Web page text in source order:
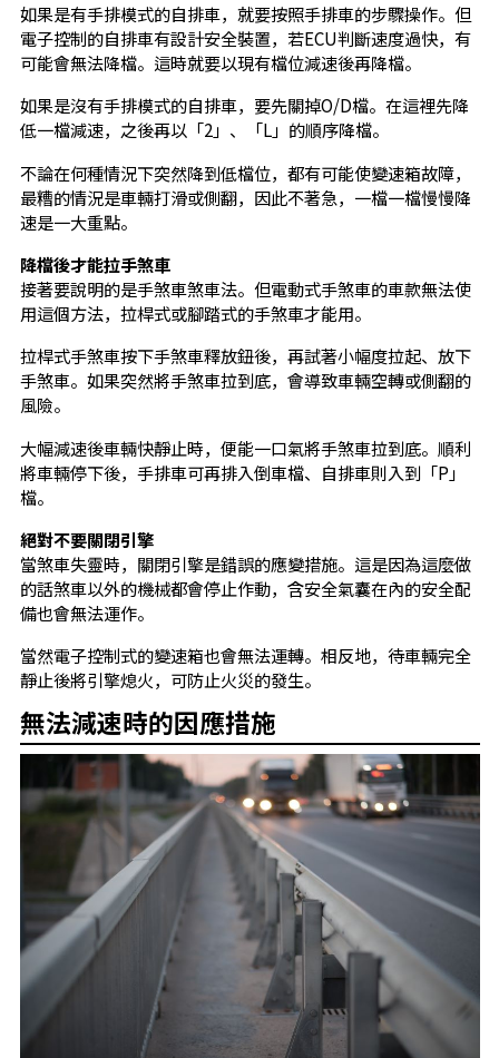
如果是有手排模式的自排車，就要按照手排車的步驟操作。但
電子控制的自排車有設計安全裝置，若ECU判斷速度過快，有
可能會無法降檔。這時就要以現有檔位減速後再降檔。
如果是沒有手排模式的自排車，要先關掉O/D檔。在這裡先降
低一檔減速，之後再以「2」、「L」的順序降檔。
不論在何種情況下突然降到低檔位，都有可能使變速箱故障，
最糟的情況是車輛打滑或側翻，因此不著急，一檔一檔慢慢降
速是一大重點。
降檔後才能拉手煞車
接著要說明的是手煞車煞車法。但電動式手煞車的車款無法使
用這個方法，拉桿式或腳踏式的手煞車才能用。
拉桿式手煞車按下手煞車釋放鈕後，再試著小幅度拉起、放下
手煞車。如果突然將手煞車拉到底，會導致車輛空轉或側翻的
風險。
大幅減速後車輛快靜止時，便能一口氣將手煞車拉到底。順利
將車輛停下後，手排車可再排入倒車檔、自排車則入到「P」
檔。
絕對不要關閉引擎
當煞車失靈時，關閉引擎是錯誤的應變措施。這是因為這麼做
的話煞車以外的機械都會停止作動，含安全氣囊在內的安全配
備也會無法運作。
當然電子控制式的變速箱也會無法運轉。相反地，待車輛完全
靜止後將引擎熄火，可防止火災的發生。
無法減速時的因應措施